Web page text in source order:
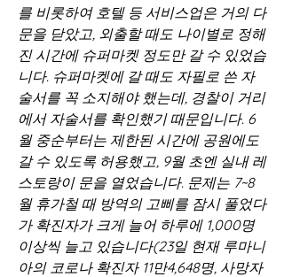
를 비롯하여 호텔 등 서비스업은 거의 다
문을 닫았고, 외출할 때도 나이별로 정해
진 시간에 슈퍼마켓 정도만 갈 수 있었습
니다. 슈퍼마켓에 갈 때도 자필로 쓴 자
술서를 꼭 소지해야 했는데, 경찰이 거리
에서 자술서를 확인했기 때문입니다. 6
월 중순부터는 제한된 시간에 공원에도
갈 수 있도록 허용했고, 9월 초엔 실내 레
스토랑이 문을 열었습니다. 문제는 7~8
월 휴가철 때 방역의 고삐를 잠시 풀었다
가 확진자가 크게 늘어 하루에 1,000명
이상씩 늘고 있습니다(23일 현재 루마니
아의 코로나 확진자 11만4,648명, 사망자